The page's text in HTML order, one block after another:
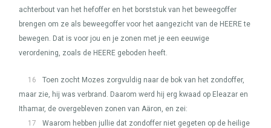
achterbout van het hefoffer en het borststuk van het beweegoffer
brengen om ze als beweegoffer voor het aangezicht van de HEEREte
bewegen. Dat is voor jou en je zonen met je een eeuwige
verordening, zoals de HEERE geboden heeft.
16
Toen zocht Mozes zorgvuldig naar de bok van het zondoffer,
maar zie, hij was verbrand. Daarom werd hij erg kwaad op Eleazar en
Ithamar, de overgebleven zonen van Aäron, en zei:
17
Waarom hebben jullie dat zondoffer niet gegeten op de heilige